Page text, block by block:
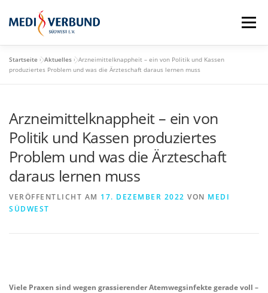
Inhalt
springen
Menü
STARTSEITE QM-SCHULUNGSTAG
MEDI VORTEILE PRAXISBEDARF-SHOP
AKTUELLES MEDI BLOG
MEDI SÜDWEST GMBH MITGLIEDSCHAFT
Startseite »Aktuelles »Arzneimittelknappheit – ein von Politik und Kassen
produziertes Problem und was die Ärzteschaft daraus lernen muss
Arzneimittelknappheit – ein von
Politik und Kassen produziertes
Problem und was die Ärzteschaft
daraus lernen muss
VERÖFFENTLICHT AM 17. DEZEMBER 2022 VON MEDI
SÜDWEST
Viele Praxen sind wegen grassierender Atemwegsinfekte gerade voll –